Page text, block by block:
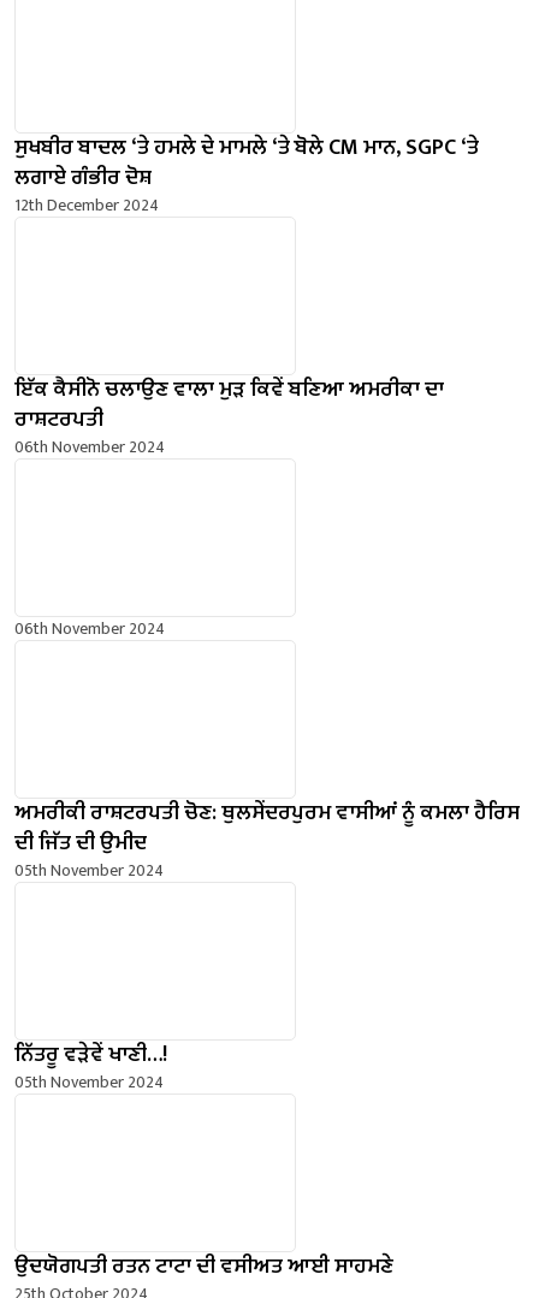
ਸੁਖਬੀਰ ਬਾਦਲ ‘ਤੇ ਹਮਲੇ ਦੇ ਮਾਮਲੇ ‘ਤੇ ਬੋਲੇ ​​CM ਮਾਨ, SGPC ‘ਤੇ
ਲਗਾਏ ਗੰਭੀਰ ਦੋਸ਼
12th December 2024
ਇੱਕ ਕੈਸੀਨੋ ਚਲਾਉਣ ਵਾਲਾ ਮੁੜ ਕਿਵੇਂ ਬਣਿਆ ਅਮਰੀਕਾ ਦਾ
ਰਾਸ਼ਟਰਪਤੀ
06th November 2024
06th November 2024
ਅਮਰੀਕੀ ਰਾਸ਼ਟਰਪਤੀ ਚੋਣ: ਥੁਲਸੇਂਦਰਪੁਰਮ ਵਾਸੀਆਂ ਨੂੰ ਕਮਲਾ ਹੈਰਿਸ
ਦੀ ਜਿੱਤ ਦੀ ਉਮੀਦ
05th November 2024
ਨਿੱਤਰੂ ਵੜੇਵੇਂ ਖਾਣੀ…!
05th November 2024
ਉਦਯੋਗਪਤੀ ਰਤਨ ਟਾਟਾ ਦੀ ਵਸੀਅਤ ਆਈ ਸਾਹਮਣੇ